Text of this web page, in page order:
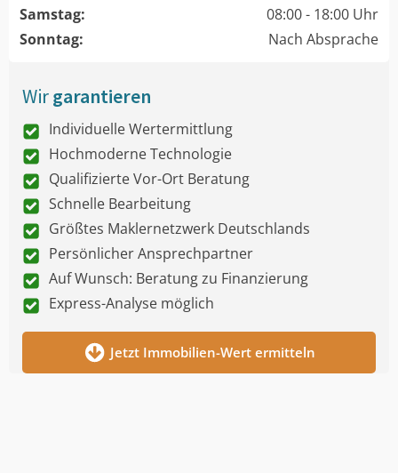
Samstag:
08:00 - 18:00 Uhr
Sonntag:
Nach Absprache
Wirgarantieren
Individuelle Wertermittlung
Hochmoderne Technologie
Qualifizierte Vor-Ort Beratung
Schnelle Bearbeitung
Größtes Maklernetzwerk Deutschlands
Persönlicher Ansprechpartner
Auf Wunsch: Beratung zu Finanzierung
Express-Analyse möglich
Jetzt Immobilien-Wert ermitteln